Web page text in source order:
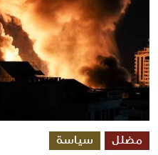
مضلل سياسة